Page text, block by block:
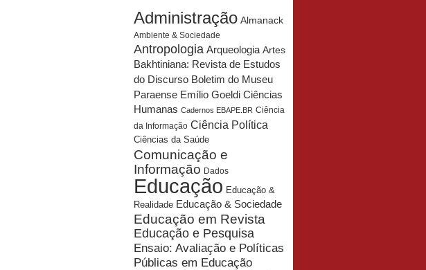
Administração Almanack
Ambiente & Sociedade
Antropologia Arqueologia Artes
Bakhtiniana: Revista de Estudos
do Discurso Boletim do Museu
Paraense Emílio Goeldi Ciências
Humanas Cadernos EBAPE.BR Ciência
da Informação Ciência Política
Ciências da Saúde
Comunicação e
Informação Dados
Educação Educação &
Realidade Educação & Sociedade
Educação em Revista
Educação e Pesquisa
Ensaio: Avaliação e Políticas
Públicas em Educação